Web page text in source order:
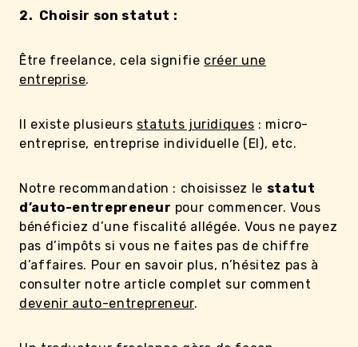
2. Choisir son statut :
Être freelance, cela signifie créer une
entreprise.
Il existe plusieurs statuts juridiques : micro-
entreprise, entreprise individuelle (EI), etc.
Notre recommandation : choisissez le statut
d’auto-entrepreneur pour commencer. Vous
bénéficiez d’une fiscalité allégée. Vous ne payez
pas d’impôts si vous ne faites pas de chiffre
d’affaires. Pour en savoir plus, n’hésitez pas à
consulter notre article complet sur comment
devenir auto-entrepreneur.